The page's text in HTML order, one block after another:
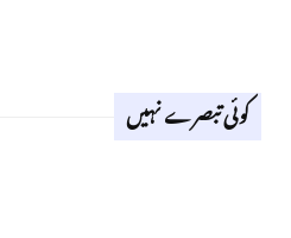
کوئی تبصرے نہیں